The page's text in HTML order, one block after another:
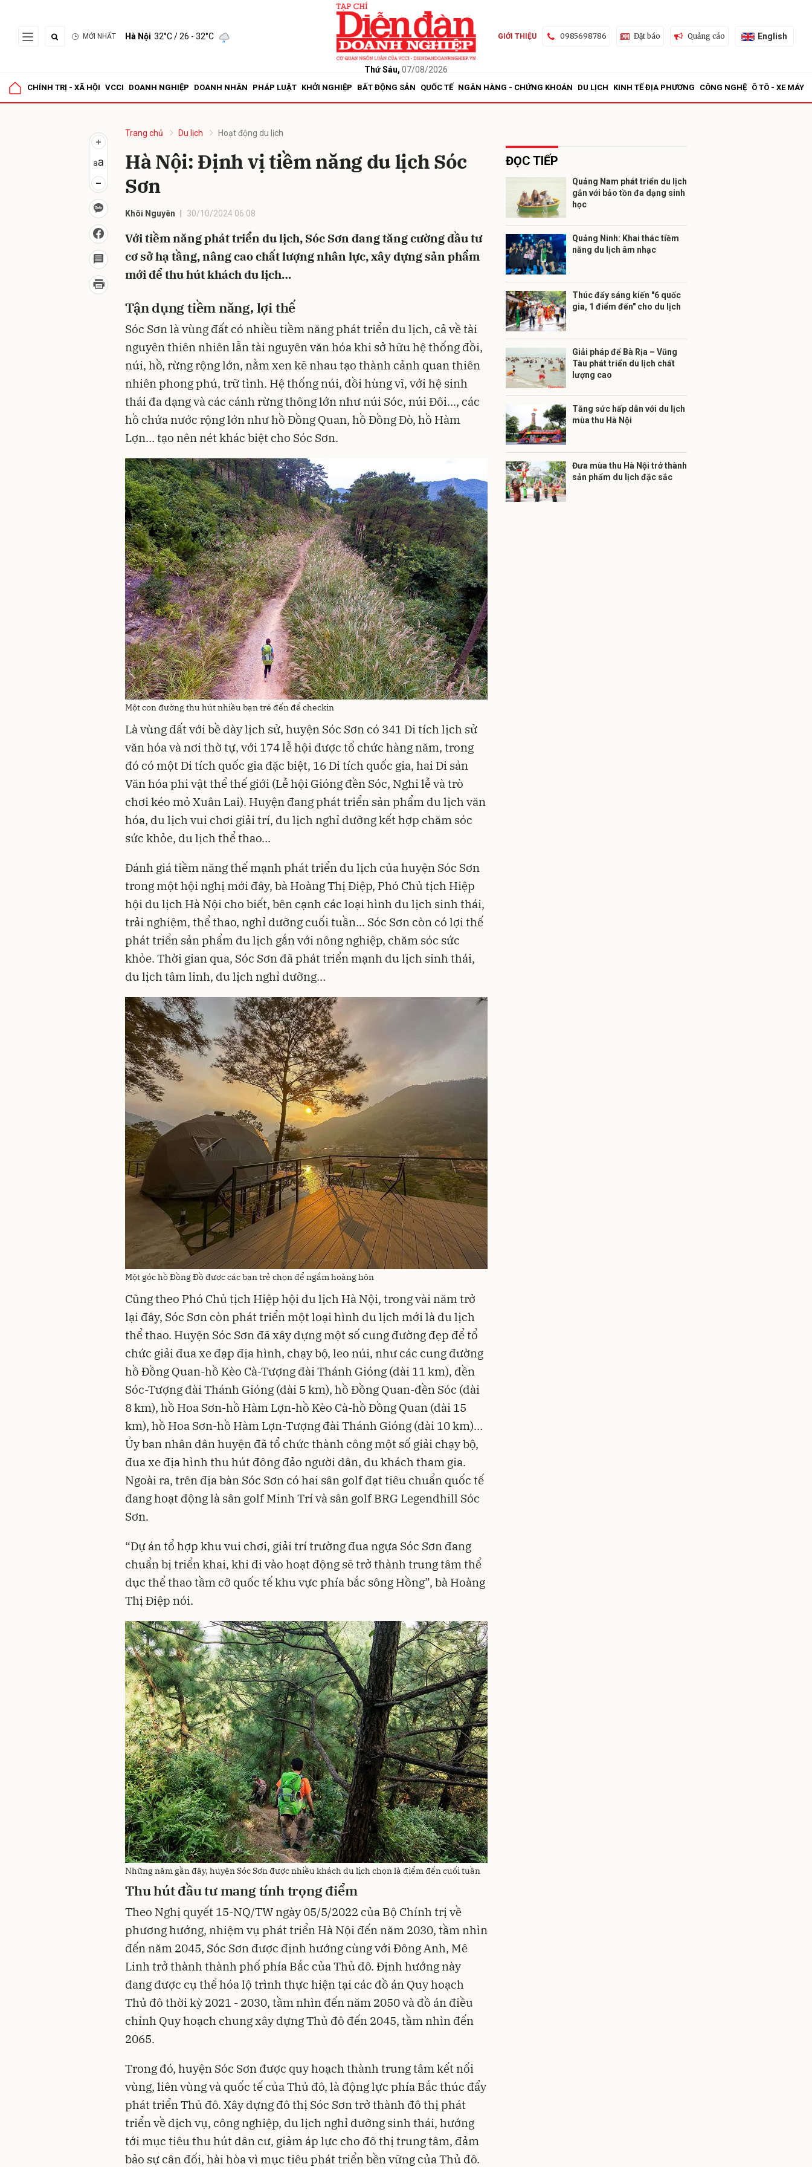
MỚI NHẤT Hà Nội 32°C/ 26 - 32°C
Thứ Sáu, 07/08/2026
GIỚI THIỆU 0985698786 Đặt báo Quảng cáo English
CHÍNH TRỊ - XÃ HỘI VCCI DOANH NGHIỆP DOANH NHÂN PHÁP LUẬT KHỞI NGHIỆP BẤT ĐỘNG SẢN QUỐC TẾ NGÂN HÀNG - CHỨNG KHOÁN DU LỊCH KINH TẾ ĐỊA PHƯƠNG CÔNG NGHỆ Ô TÔ - XE MÁY
Trang chủ Du lịch Hoạt động du lịch
Hà Nội: Định vị tiềm năng du lịch Sóc
Sơn
Khôi Nguyên 30/10/2024 06:08
Với tiềm năng phát triển du lịch, Sóc Sơn đang tăng cường đầu tư
cơ sở hạ tầng, nâng cao chất lượng nhân lực, xây dựng sản phẩm
mới để thu hút khách du lịch…
Tận dụng tiềm năng, lợi thế
Sóc Sơn là vùng đất có nhiều tiềm năng phát triển du lịch, cả về tài
nguyên thiên nhiên lẫn tài nguyên văn hóa khi sở hữu hệ thống đồi,
núi, hồ, rừng rộng lớn, nằm xen kẽ nhau tạo thành cảnh quan thiên
nhiên phong phú, trữ tình. Hệ thống núi, đồi hùng vĩ, với hệ sinh
thái đa dạng và các cánh rừng thông lớn như núi Sóc, núi Đôi..., các
hồ chứa nước rộng lớn như hồ Đồng Quan, hồ Đồng Đò, hồ Hàm
Lợn… tạo nên nét khác biệt cho Sóc Sơn.
Một con đường thu hút nhiều bạn trẻ đến để checkin
Là vùng đất với bề dày lịch sử, huyện Sóc Sơn có 341 Di tích lịch sử
văn hóa và nơi thờ tự, với 174 lễ hội được tổ chức hàng năm, trong
đó có một Di tích quốc gia đặc biệt, 16 Di tích quốc gia, hai Di sản
Văn hóa phi vật thể thế giới (Lễ hội Gióng đền Sóc, Nghi lễ và trò
chơi kéo mỏ Xuân Lai). Huyện đang phát triển sản phẩm du lịch văn
hóa, du lịch vui chơi giải trí, du lịch nghỉ dưỡng kết hợp chăm sóc
sức khỏe, du lịch thể thao…
Đánh giá tiềm năng thế mạnh phát triển du lịch của huyện Sóc Sơn
trong một hội nghị mới đây, bà Hoàng Thị Điệp, Phó Chủ tịch Hiệp
hội du lịch Hà Nội cho biết, bên cạnh các loại hình du lịch sinh thái,
trải nghiệm, thể thao, nghỉ dưỡng cuối tuần... Sóc Sơn còn có lợi thế
phát triển sản phẩm du lịch gắn với nông nghiệp, chăm sóc sức
khỏe. Thời gian qua, Sóc Sơn đã phát triển mạnh du lịch sinh thái,
du lịch tâm linh, du lịch nghỉ dưỡng…
Một góc hồ Đồng Đồ được các bạn trẻ chọn để ngắm hoàng hôn
Cũng theo Phó Chủ tịch Hiệp hội du lịch Hà Nội, trong vài năm trở
lại đây, Sóc Sơn còn phát triển một loại hình du lịch mới là du lịch
thể thao. Huyện Sóc Sơn đã xây dựng một số cung đường đẹp để tổ
chức giải đua xe đạp địa hình, chạy bộ, leo núi, như các cung đường
hồ Đồng Quan-hồ Kèo Cà-Tượng đài Thánh Gióng (dài 11 km), đền
Sóc-Tượng đài Thánh Gióng (dài 5 km), hồ Đồng Quan-đền Sóc (dài
8 km), hồ Hoa Sơn-hồ Hàm Lợn-hồ Kèo Cà-hồ Đồng Quan (dài 15
km), hồ Hoa Sơn-hồ Hàm Lợn-Tượng đài Thánh Gióng (dài 10 km)…
Ủy ban nhân dân huyện đã tổ chức thành công một số giải chạy bộ,
đua xe địa hình thu hút đông đảo người dân, du khách tham gia.
Ngoài ra, trên địa bàn Sóc Sơn có hai sân golf đạt tiêu chuẩn quốc tế
đang hoạt động là sân golf Minh Trí và sân golf BRG Legendhill Sóc
Sơn.
“Dự án tổ hợp khu vui chơi, giải trí trường đua ngựa Sóc Sơn đang
chuẩn bị triển khai, khi đi vào hoạt động sẽ trở thành trung tâm thể
dục thể thao tầm cỡ quốc tế khu vực phía bắc sông Hồng”, bà Hoàng
Thị Điệp nói.
Những năm gần đây, huyện Sóc Sơn được nhiều khách du lịch chọn là điểm đến cuối tuần
Thu hút đầu tư mang tính trọng điểm
Theo Nghị quyết 15-NQ/TW ngày 05/5/2022 của Bộ Chính trị về
phương hướng, nhiệm vụ phát triển Hà Nội đến năm 2030, tầm nhìn
đến năm 2045, Sóc Sơn được định hướng cùng với Đông Anh, Mê
Linh trở thành thành phố phía Bắc của Thủ đô. Định hướng này
đang được cụ thể hóa lộ trình thực hiện tại các đồ án Quy hoạch
Thủ đô thời kỳ 2021 - 2030, tầm nhìn đến năm 2050 và đồ án điều
chỉnh Quy hoạch chung xây dựng Thủ đô đến 2045, tầm nhìn đến
2065.
Trong đó, huyện Sóc Sơn được quy hoạch thành trung tâm kết nối
vùng, liên vùng và quốc tế của Thủ đô, là động lực phía Bắc thúc đẩy
phát triển Thủ đô. Xây dựng đô thị Sóc Sơn trở thành đô thị phát
triển về dịch vụ, công nghiệp, du lịch nghỉ dưỡng sinh thái, hướng
tới mục tiêu thu hút dân cư, giảm áp lực cho đô thị trung tâm, đảm
bảo sự cân đối, hài hòa vì mục tiêu phát triển bền vững của Thủ đô.
ĐỌC TIẾP
Quảng Nam phát triển du lịch
gắn với bảo tồn đa dạng sinh
học
Quảng Ninh: Khai thác tiềm
năng du lịch âm nhạc
Thúc đẩy sáng kiến "6 quốc
gia, 1 điểm đến" cho du lịch
Giải pháp để Bà Rịa – Vũng
Tàu phát triển du lịch chất
lượng cao
Tăng sức hấp dẫn với du lịch
mùa thu Hà Nội
Đưa mùa thu Hà Nội trở thành
sản phẩm du lịch đặc sắc
Gửi